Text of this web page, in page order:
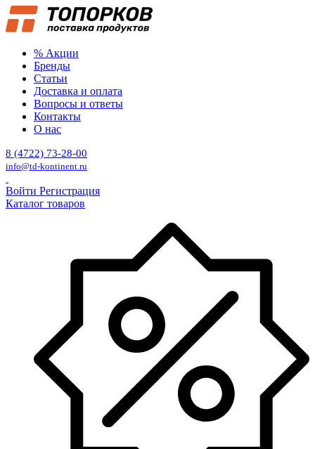
% Акции
Бренды
Статьи
Доставка и оплата
Вопросы и ответы
Контакты
О нас
8 (4722) 73-28-00
info@td-kontinent.ru
Войти Регистрация
Каталог товаров